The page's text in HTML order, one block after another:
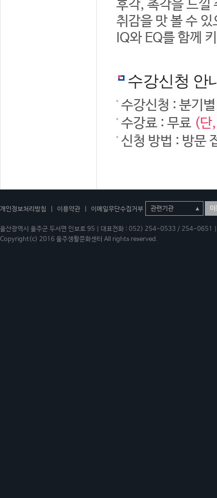
후각, 촉각을 느낄
취감을 맛 볼 수 있
IQ와 EQ를 함께
수강신청 안
수강신청 : 분기
수강료 : 무료 (단
신청 방법 : 방문
개인정보처리방침 이용약관 이메일무단수집거부 이
울산광역시 울주군 두서면 인보로 95 | 대표전화 : 052) 254-0533 / 254-
Copyright(c) 2016 울주생활문화센터 All rights reserved.